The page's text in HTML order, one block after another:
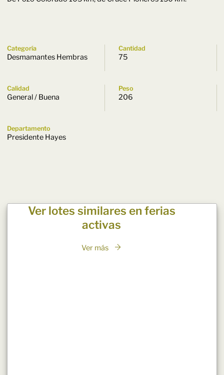
Categoría
Desmamantes Hembras
Cantidad
75
Calidad
General / Buena
Peso
206
Departamento
Presidente Hayes
Ver lotes similares en ferias
activas
Ver más